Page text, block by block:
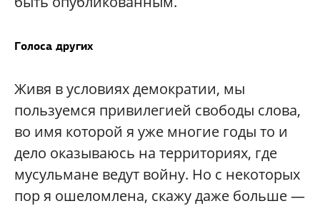
Голоса других
Живя в условиях демократии, мы
пользуемся привилегией свободы слова,
во имя которой я уже многие годы то и
дело оказываюсь на территориях, где
мусульмане ведут войну. Но с некоторых
пор я ошеломлена, скажу даже больше —